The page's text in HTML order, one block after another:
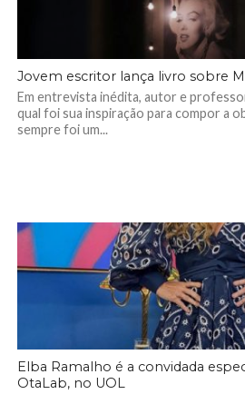
Jovem escritor lança livro sobre
Em entrevista inédita, autor e
qual foi sua inspiração para compor a
sempre foi um...
Elba Ramalho é a convidada
OtaLab, no UOL